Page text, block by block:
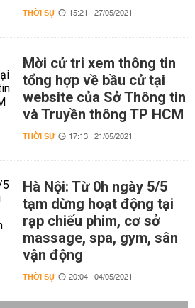
THỜI SỰ 15:21 | 27/05/2021
Mời cử tri xem thông tin
tổng hợp về bầu cử tại
website của Sở Thông tin
và Truyền thông TP HCM
THỜI SỰ 17:13 | 21/05/2021
Hà Nội: Từ 0h ngày 5/5
tạm dừng hoạt động tại
rạp chiếu phim, cơ sở
massage, spa, gym, sân
vận động
THỜI SỰ 20:04 | 04/05/2021